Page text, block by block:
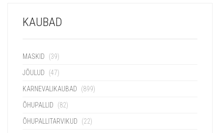
KAUBAD
MASKID (39)
JÕULUD (47)
KARNEVALIKAUBAD (899)
ÕHUPALLID (82)
ÕHUPALLITARVIKUD (22)